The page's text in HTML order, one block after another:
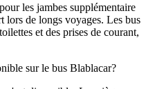
les jambes supplémentaire
lors de longs voyages. Les bus
et des prises de courant,
sur le bus Blablacar?